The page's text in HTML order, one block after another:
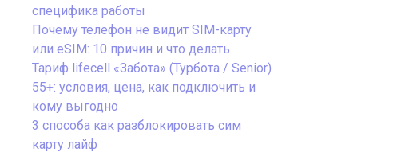
специфика работы
Почему телефон не видит SIM-карту
или eSIM: 10 причин и что делать
Тариф lifecell «Забота» (Турбота / Senior)
55+: условия, цена, как подключить и
кому выгодно
3 способа как разблокировать сим
карту лайф